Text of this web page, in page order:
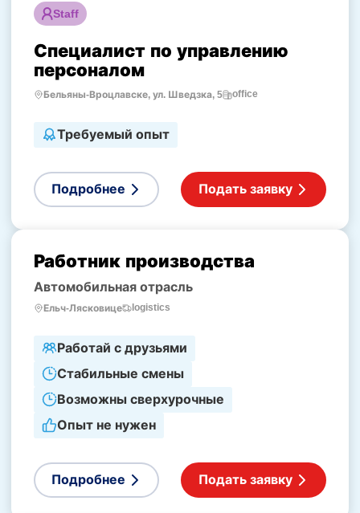
Staff
Специалист по управлению
персоналом
Бельяны-Вроцлавске, ул. Шведзка, 5 office
Требуемый опыт
Подробнее Подать заявку
Работник производства
Автомобильная отрасль
Ельч-Лясковице logistics
Работай с друзьями
Стабильные смены
Возможны сверхурочные
Опыт не нужен
Подробнее Подать заявку